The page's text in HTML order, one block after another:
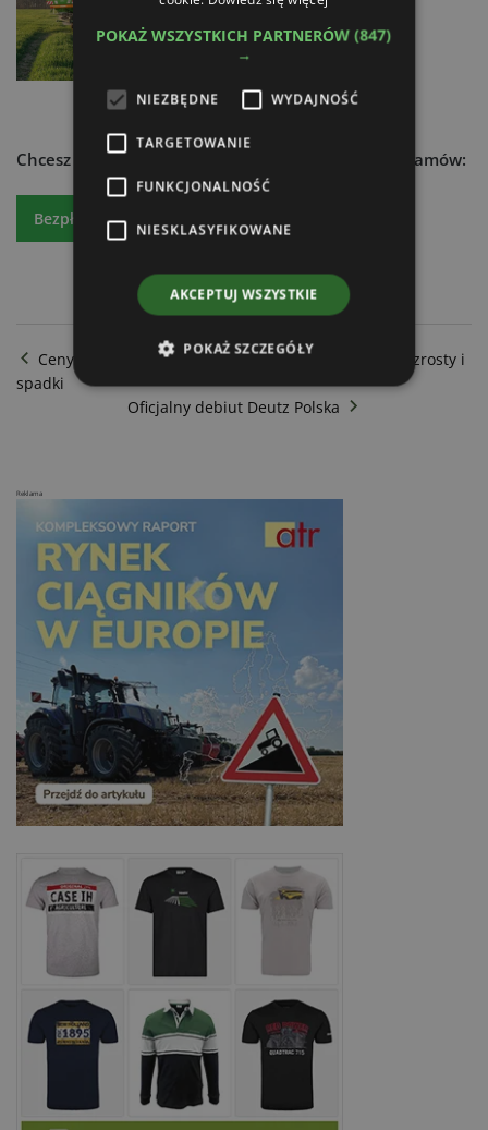
05.10.2023
Chcesz dowiedzieć się więcej? Czytaj atr express - zamów:
Bezpłatny egzemplarz
Ceny skupu produktów rolnych w styczniu 2025 – wzrosty i
spadki
Oficjalny debiut Deutz Polska
Reklama
POKAŻ WSZYSTKICH PARTNERÓW(847)
→
NIEZBĘDNE WYDAJNOŚĆ
TARGETOWANIE
FUNKCJONALNOŚĆ
NIESKLASYFIKOWANE
AKCEPTUJ WSZYSTKIE
POKAŻ SZCZEGÓŁY